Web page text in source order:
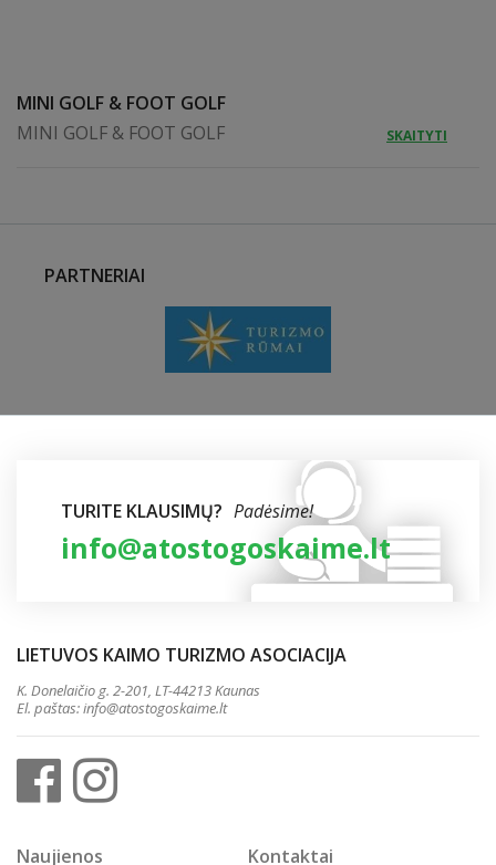
MINI GOLF & FOOT GOLF
MINI GOLF & FOOT GOLF
SKAITYTI
PARTNERIAI
TURITE KLAUSIMŲ? Padėsime!
info@atostogoskaime.lt
LIETUVOS KAIMO TURIZMO ASOCIACIJA
K. Donelaičio g. 2-201, LT-44213 Kaunas
El. paštas:info@atostogoskaime.lt
Naujienos Kontaktai